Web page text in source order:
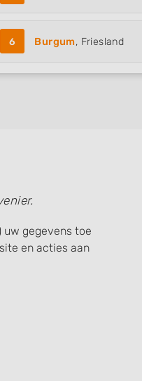
6 Burgum, Friesland
uw gegevens toe
en acties aan